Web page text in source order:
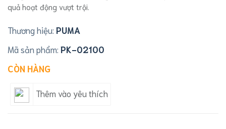
quả hoạt động vượt trội.
Thương hiệu: PUMA
Mã sản phẩm: PK-02100
CÒN HÀNG
Thêm vào yêu thích